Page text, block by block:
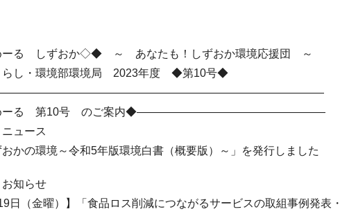
る しずおか◇◆ ～ あなたも！しずおか環境応援団 ～
し・環境部環境局 2023年度 ◆第10号◆
ーる 第10号 のご案内◆―――――――――――――――――
ュース
かの環境～令和5年版環境白書（概要版）～」を発行しました
知らせ
（金曜）】「食品ロス削減につながるサービスの取組事例発表